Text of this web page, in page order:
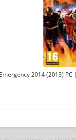
Emergency 2014 (2013) PC